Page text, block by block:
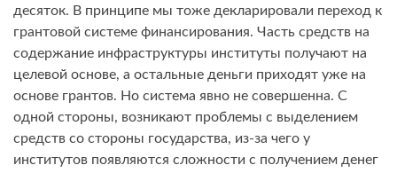
десяток. В принципе мы тоже декларировали переход к
грантовой системе финансирования. Часть средств на
содержание инфраструктуры институты получают на
целевой основе, а остальные деньги приходят уже на
основе грантов. Но система явно не совершенна. С
одной стороны, возникают проблемы с выделением
средств со стороны государства, из-за чего у
институтов появляются сложности с получением денег